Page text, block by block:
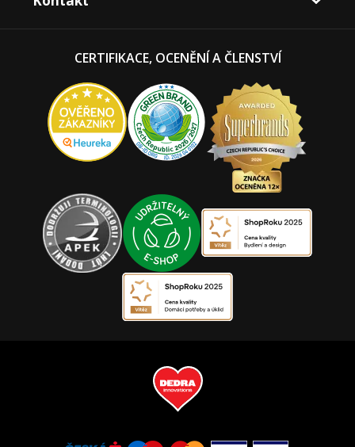
CERTIFIKACE, OCENĚNÍ A ČLENSTVÍ